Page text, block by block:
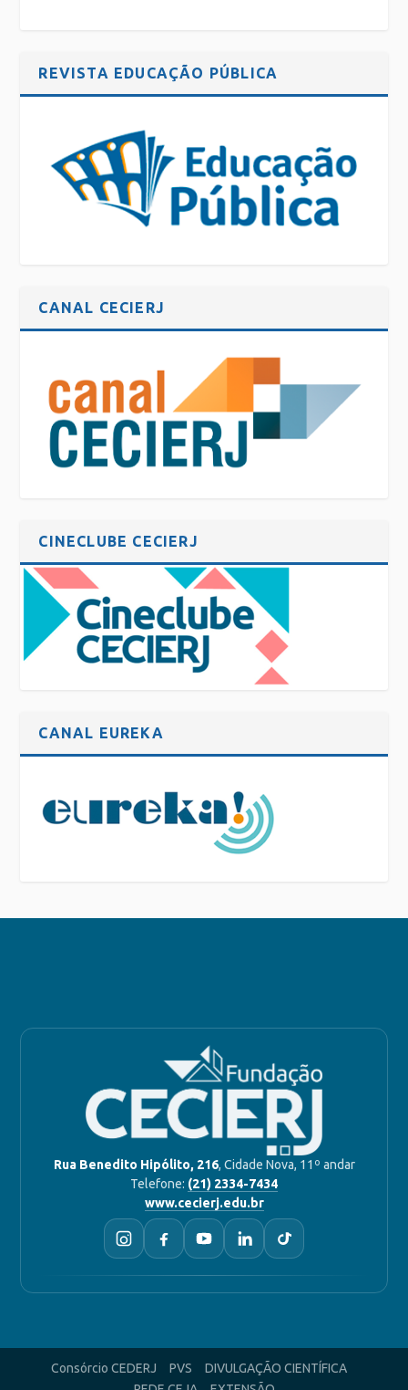
REVISTA EDUCAÇÃO PÚBLICA
CANAL CECIERJ
CINECLUBE CECIERJ
CANAL EUREKA
Rua Benedito Hipólito, 216, Cidade Nova, 11º andar
Telefone: (21) 2334-7434
www.cecierj.edu.br
Consórcio CEDERJ PVS
DIVULGAÇÃO CIENTÍFICA